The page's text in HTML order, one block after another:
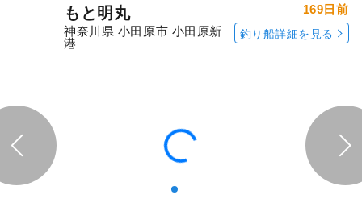
釣行当日の気象情報を表示
神奈川県 小田原市 小田原新
169日前
釣り船詳細を見る